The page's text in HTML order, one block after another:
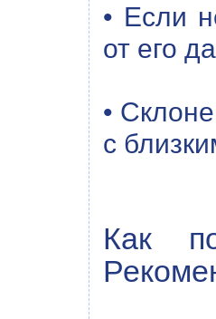
• Если
от его
•
с
Как